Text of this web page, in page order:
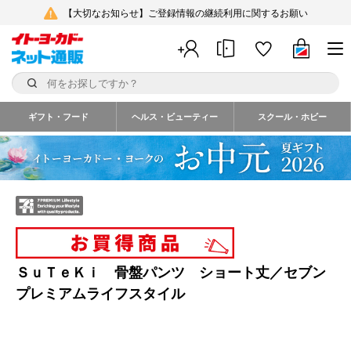
【大切なお知らせ】ご登録情報の継続利用に関するお願い
ギフト・フード ヘルス・ビューティー スクール・ホビー
ＳｕＴｅＫｉ 骨盤パンツ ショート丈／セブン
プレミアムライフスタイル